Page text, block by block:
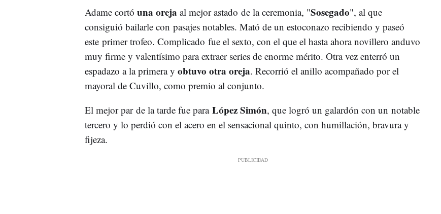
Adame cortó una oreja al mejor astado de la ceremonia, "Sosegado", al que
consiguió bailarle con pasajes notables. Mató de un estoconazo recibiendo y paseó
este primer trofeo. Complicado fue el sexto, con el que el hasta ahora novillero anduvo
muy firme y valentísimo para extraer series de enorme mérito. Otra vez enterró un
espadazo a la primera y obtuvo otra oreja. Recorrió el anillo acompañado por el
mayoral de Cuvillo, como premio al conjunto.
El mejor par de la tarde fue paraLópez Simón, que logró un galardón con un notable
tercero y lo perdió con el acero en el sensacional quinto, con humillación, bravura y
fijeza.